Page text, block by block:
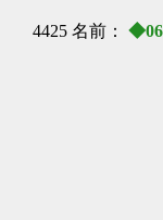
4425 名前：
. :
:
: : あと
:
: : ネジ
:
: :